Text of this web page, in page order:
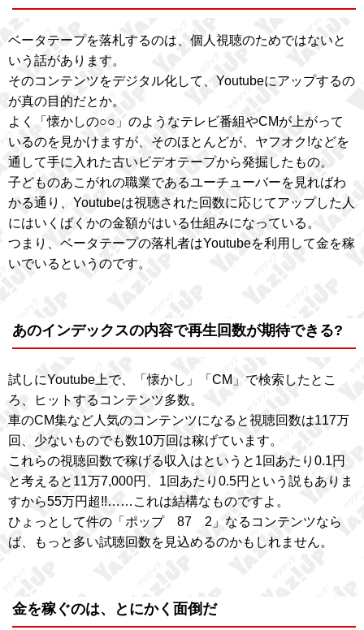
ベータテープを落札するのは、個人視聴のためではないと
いう話があります。
そのコンテンツをデジタル化して、Youtubeにアップするの
が真の目的だとか。
よく「懐かしの○○」のようなテレビ番組やCMが上がって
いるのを見かけますが、そのほとんどが、ヤフオク!などを
通して手に入れた古いビデオテープから発掘したもの。
子どものあこがれの職業であるユーチューバーを見ればわ
かる通り、Youtubeは視聴された回数に応じてアップした人
にはいくばくかの金額がはいる仕組みになっている。
つまり、ベータテープの落札者はYoutubeを利用して金を稼
いでいるというのです。
あのインデックスの内容で再生回数が期待できる?
試しにYoutube上で、「懐かし」「CM」で検索したとこ
ろ、ヒットするコンテンツ多数。
車のCM集など人気のコンテンツになると視聴回数は117万
回、少ないものでも数10万回は稼げています。
これらの視聴回数で稼げる収入はというと1回あたり0.1円
と考えると11万7,000円、1回あたり0.5円という説もありま
すから55万円超!!……これは結構なものですよ。
ひょっとして件の「ポップ 87 2」なるコンテンツなら
ば、もっと多い試聴回数を見込めるのかもしれません。
金を稼ぐのは、とにかく面倒だ